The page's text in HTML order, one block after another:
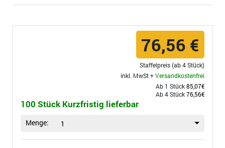
76,56 €
Staffelpreis (ab 4 Stück)
inkl. MwSt +Versandkostenfrei
Ab 1 Stück85,07€
Ab 4 Stück76,56€
100 Stück Kurzfristig lieferbar
Menge: 1